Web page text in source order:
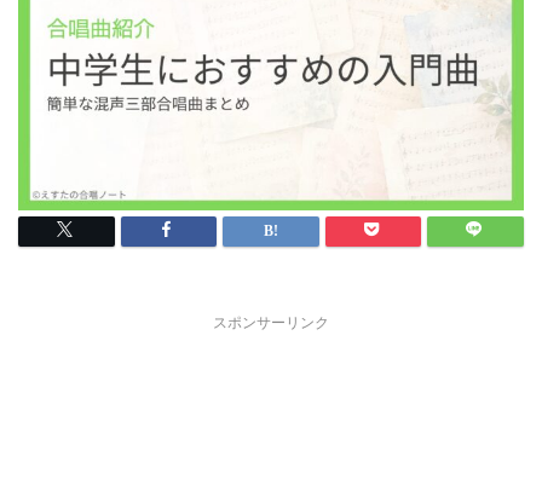
スポンサーリンク